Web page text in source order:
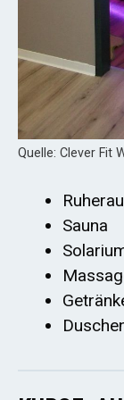
Quelle: Clever Fit
Sauna